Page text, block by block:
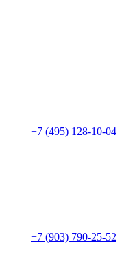
+7 (495) 128-10-04
+7 (903) 790-25-52